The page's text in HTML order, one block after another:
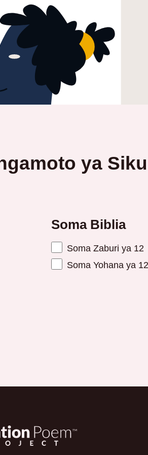
ya
Soma Biblia
Soma Zaburi ya 12
Soma Yohana ya 12